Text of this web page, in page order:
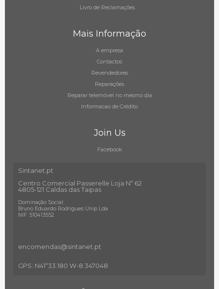
Livro de Reclamações
Mais Informação
A empresa
Contactos
Revendedores
Reparações
Reparar telemóvel no mesmo dia
Informacao de Crédito
Join Us
Facebook
Sintanet.pt
Centro Comercial Passerelle Loja Nº 62
4805-121 Caldas das Taipas
Dominação Social:
Bruno Eduardo Rodrigues Unip Lda
NIF: 510413552
encomendas@sintanet .pt
GPS: N41º33.180 W-8.347048